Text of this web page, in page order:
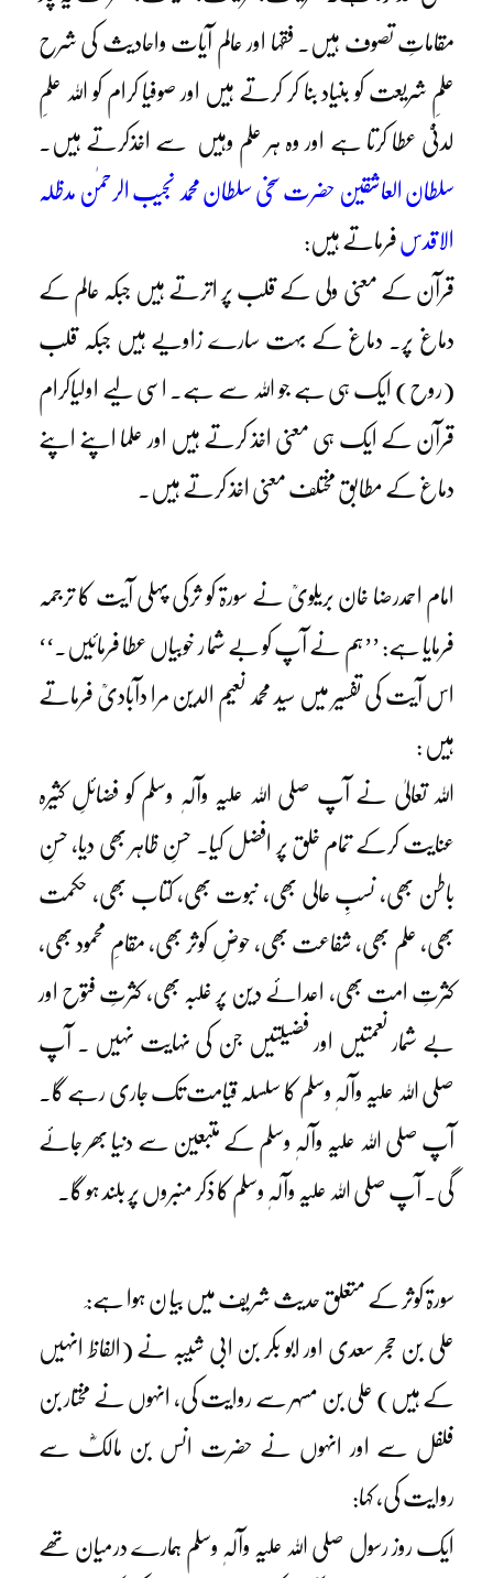
مقاماتِ تصوف ہیں۔ فقہا اور عالم آیات واحادیث کی شرح
علمِ شریعت کو بنیاد بنا کر کرتے ہیں اور صوفیا کرام کو اللہ علمِ
لدنیّ عطا کرتا ہے اور وہ ہر علم وہیں سے اخذکرتے ہیں۔
سلطان العاشقین حضرت سخی سلطان محمد نجیب الرحمٰن مدظلہ
الاقدس فرماتے ہیں:
قرآن کے معنی ولی کے قلب پر اترتے ہیں جبکہ عالم کے
دماغ پر۔ دماغ کے بہت سارے زاویے ہیں جبکہ قلب
(روح) ایک ہی ہے جو اللہ سے ہے۔ اسی لیے اولیاکرام
قرآن کے ایک ہی معنی اخذ کرتے ہیں اور علما اپنے اپنے
دماغ کے مطابق مختلف معنی اخذ کرتے ہیں۔
امام احمدرضا خان بریلویؒ نے سورۃ کو ثرکی پہلی آیت کا ترجمہ
فرمایا ہے: ’’ہم نے آپ کو بے شما ر خوبیاں عطا فرمائیں۔‘‘
اس آیت کی تفسیر میں سید محمد نعیم الدین مرا دآبادیؒ فرماتے
ہیں :
اللہ تعالیٰ نے آپ صلی اللہ علیہ وآلہٖ وسلم کو فضائلِ کثیرہ
عنایت کرکے تمام خلق پر افضل کیا۔ حسنِ ظاہر بھی دیا، حسنِ
باطن بھی، نسبِ عالی بھی، نبوت بھی، کتاب بھی، حکمت
بھی، علم بھی، شفاعت بھی، حوضِ کوثر بھی، مقامِ محمود بھی،
کثرتِ امت بھی، اعدائے دین پر غلبہ بھی، کثرتِ فتوح اور
بے شمار نعمتیں اور فضیلتیں جن کی نہایت نہیں ۔ آپ
صلی اللہ علیہ وآلہٖ وسلم کا سلسلہ قیامت تک جاری رہے گا۔
آپ صلی اللہ علیہ وآلہٖ وسلم کے متبعین سے دنیا بھر جائے
گی۔ آپ صلی اللہ علیہ وآلہٖ وسلم کا ذکر منبروں پر بلند ہو گا۔
سورۃ کوثر کے متعلق حدیث شریف میں بیا ن ہوا ہے:ِ
علی بن حجر سعدی اور ابو بکر بن ابی شیبہ نے (الفاظ انہیں
کے ہیں) علی بن مسہر سے روایت کی، انہوں نے مختار بن
فلفل سے اور انہوں نے حضرت انس بن مالکؓ سے
روایت کی، کہا:
ایک روز رسول صلی اللہ علیہ وآلہٖ وسلم ہمارے درمیان تھے